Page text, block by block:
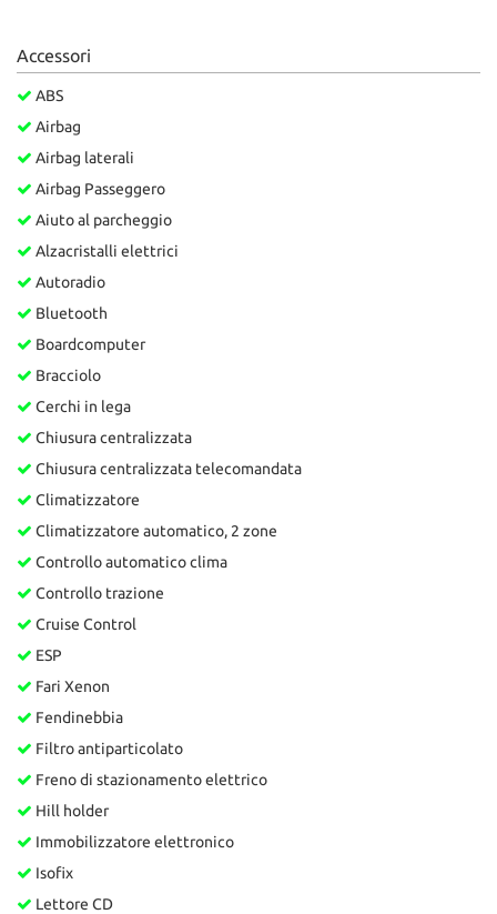
Accessori
ABS
Airbag
Airbag laterali
Airbag Passeggero
Aiuto al parcheggio
Alzacristalli elettrici
Autoradio
Bluetooth
Boardcomputer
Bracciolo
Cerchi in lega
Chiusura centralizzata
Chiusura centralizzata telecomandata
Climatizzatore
Climatizzatore automatico, 2 zone
Controllo automatico clima
Controllo trazione
Cruise Control
ESP
Fari Xenon
Fendinebbia
Filtro antiparticolato
Freno di stazionamento elettrico
Hill holder
Immobilizzatore elettronico
Isofix
Lettore CD